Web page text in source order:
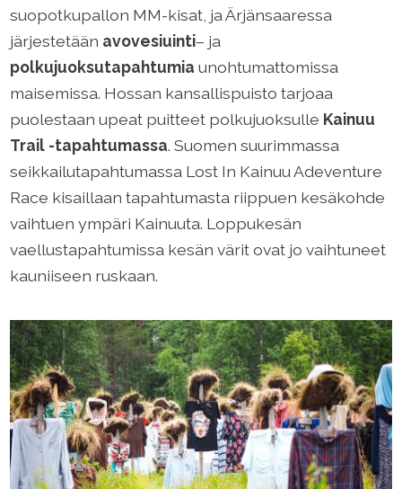
suopotkupallon MM-kisat, ja Ärjänsaaressa
järjestetään avovesiuinti– ja
polkujuoksutapahtumia unohtumattomissa
maisemissa. Hossan kansallispuisto tarjoaa
puolestaan upeat puitteet polkujuoksulle Kainuu
Trail -tapahtumassa. Suomen suurimmassa
seikkailutapahtumassa Lost In Kainuu Adeventure
Race kisaillaan tapahtumasta riippuen kesäkohde
vaihtuen ympäri Kainuuta. Loppukesän
vaellustapahtumissa kesän värit ovat jo vaihtuneet
kauniiseen ruskaan.